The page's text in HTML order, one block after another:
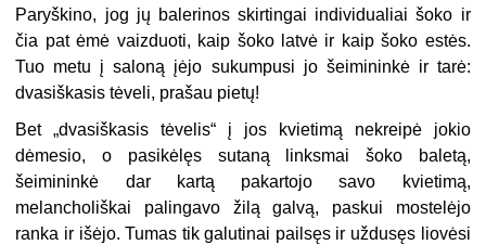
Paryškino, jog jų balerinos skirtingai individualiai šoko ir
čia pat ėmė vaizduoti, kaip šoko latvė ir kaip šoko estės.
Tuo metu į saloną įėjo sukumpusi jo šeimininkė ir tarė:
dvasiškasis tėveli, prašau pietų!
Bet „dvasiškasis tėvelis“ į jos kvietimą nekreipė jokio
dėmesio, o pasikėlęs sutaną linksmai šoko baletą,
šeimininkė dar kartą pakartojo savo kvietimą,
melancholiškai palingavo žilą galvą, paskui mostelėjo
ranka ir išėjo. Tumas tik galutinai pailsęs ir uždusęs liovėsi